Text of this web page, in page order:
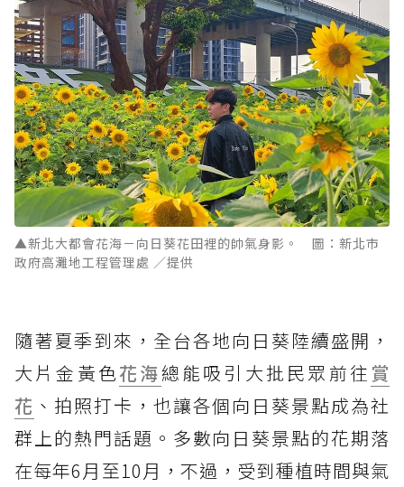
▲新北大都會花海－向日葵花田裡的帥氣身影。 圖：新北市
政府高灘地工程管理處 ／提供
隨著夏季到來，全台各地向日葵陸續盛開，
大片金黃色花海總能吸引大批民眾前往 賞
花 、拍照打卡，也讓各個向日葵景點成為社
群上的熱門話題。多數向日葵景點的花期落
在每年6月至10月，不過，受到種植時間與氣